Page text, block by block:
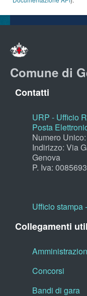
Comune di
Contatti
URP - Ufficio
Posta
Numero
Indirizzo: Via
Genova
P. Iva:
Ufficio stampa
Collegamenti
Concorsi
Bandi di gara